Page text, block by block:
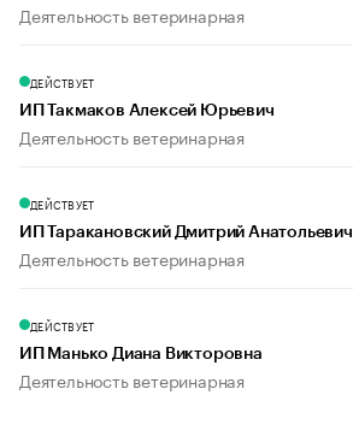
Деятельность ветеринарная
ДЕЙСТВУЕТ
ИП Такмаков Алексей Юрьевич
Деятельность ветеринарная
ДЕЙСТВУЕТ
ИП Таракановский Дмитрий Анатольевич
Деятельность ветеринарная
ДЕЙСТВУЕТ
ИП Манько Диана Викторовна
Деятельность ветеринарная